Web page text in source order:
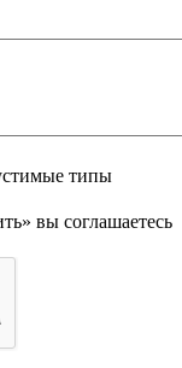
типы
вы соглашаетесь